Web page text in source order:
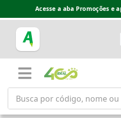
Acesse a aba Promoções e